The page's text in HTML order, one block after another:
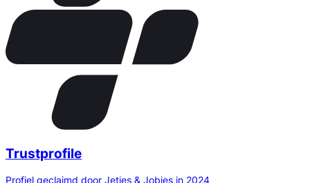
Trustprofile
Profiel geclaimd door Jetjes & Jobjes in 2024